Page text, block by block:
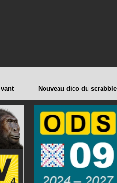
Nouveau dico du scrabble